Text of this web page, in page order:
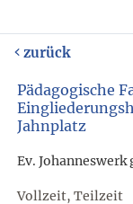
zurück
Pädagogische
Jahnplatz
Ev. Johanneswerk
Vollzeit, Teilzeit